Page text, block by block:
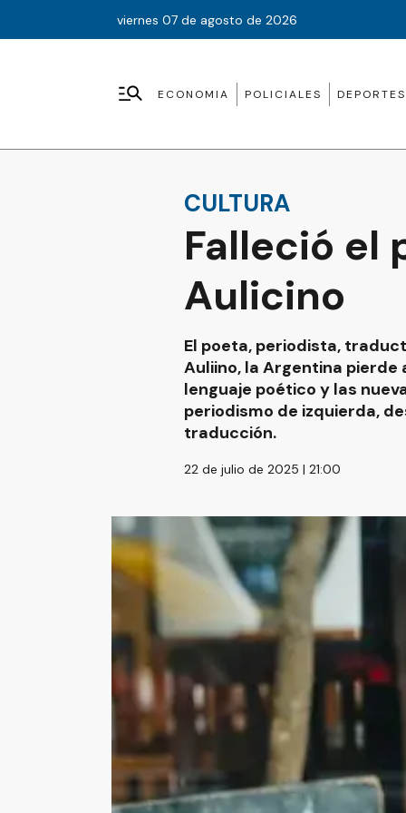
viernes 07 de agosto de 2026
ECONOMIA POLICIALES DEPORTES
CULTURA
Falleció el
Aulicino
El poeta, periodista,
Auliino, la Argentina
lenguaje poético y las
periodismo de izquierda,
traducción.
22 de julio de 2025 | 21:00